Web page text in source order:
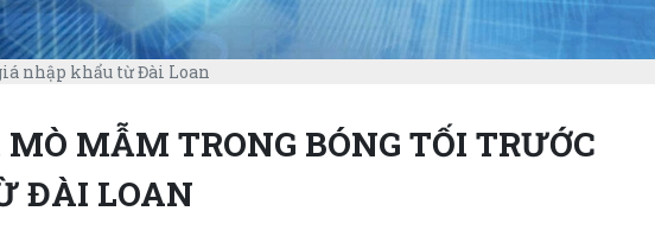
nhập khẩu từ Đài Loan
MẪM TRONG BÓNG TỐI TRƯỚC
ĐÀI LOAN